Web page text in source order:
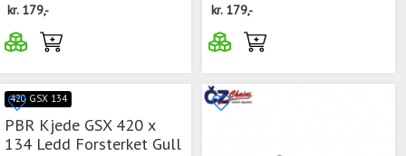
kr. 179,- kr. 179,-
420 GSX 134
PBR Kjede GSX 420 x
134 Ledd Forsterket Gull